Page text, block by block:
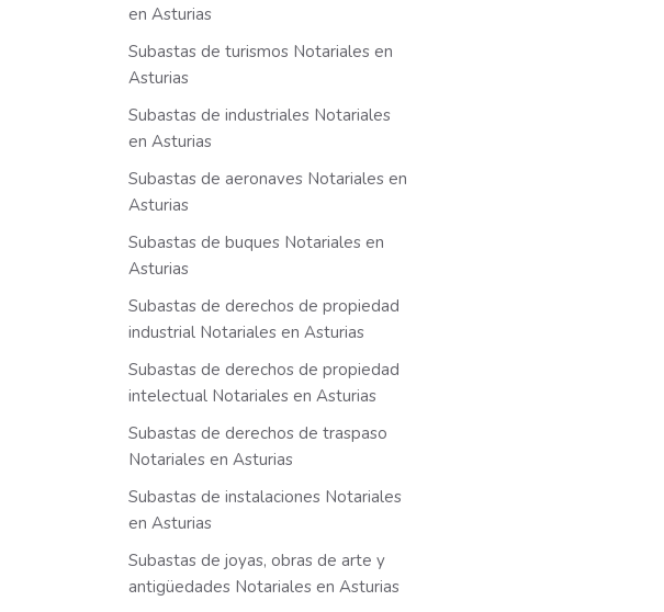
en Asturias
Subastas de turismos Notariales en
Asturias
Subastas de industriales Notariales
en Asturias
Subastas de aeronaves Notariales en
Asturias
Subastas de buques Notariales en
Asturias
Subastas de derechos de propiedad
industrial Notariales en Asturias
Subastas de derechos de propiedad
intelectual Notariales en Asturias
Subastas de derechos de traspaso
Notariales en Asturias
Subastas de instalaciones Notariales
en Asturias
Subastas de joyas, obras de arte y
antigüedades Notariales en Asturias